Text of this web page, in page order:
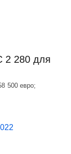
2 280 для
500 евро;